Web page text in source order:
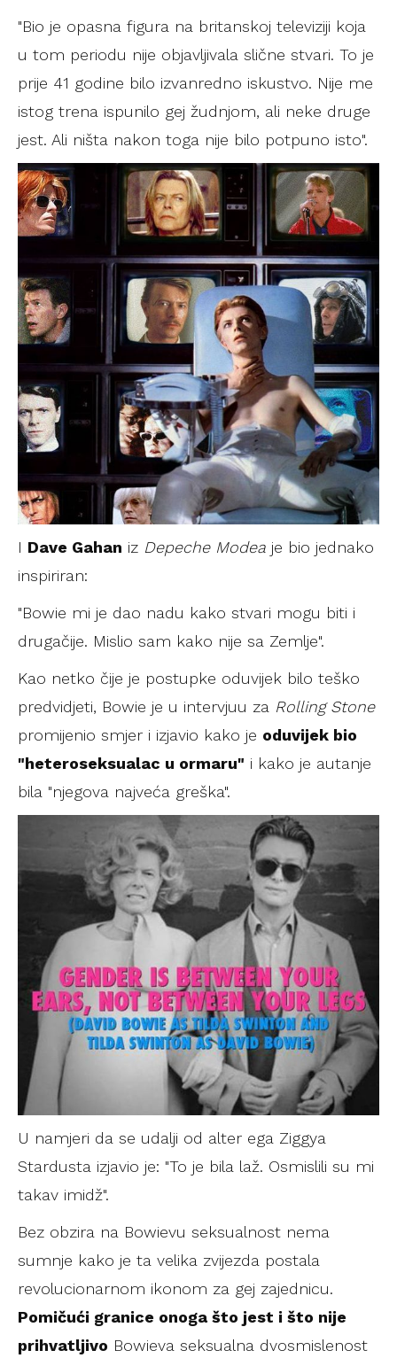
"Bio je opasna figura na britanskoj televiziji koja
u tom periodu nije objavljivala slične stvari. To je
prije 41 godine bilo izvanredno iskustvo. Nije me
istog trena ispunilo gej žudnjom, ali neke druge
jest. Ali ništa nakon toga nije bilo potpuno isto".
I Dave Gahan iz Depeche Modea je bio jednako
inspiriran:
"Bowie mi je dao nadu kako stvari mogu biti i
drugačije. Mislio sam kako nije sa Zemlje".
Kao netko čije je postupke oduvijek bilo teško
predvidjeti, Bowie je u intervjuu za Rolling Stone
promijenio smjer i izjavio kako je oduvijek bio
"heteroseksualac u ormaru" i kako je autanje
bila "njegova najveća greška".
U namjeri da se udalji od alter ega Ziggya
Stardusta izjavio je: "To je bila laž. Osmislili su mi
takav imidž".
Bez obzira na Bowievu seksualnost nema
sumnje kako je ta velika zvijezda postala
revolucionarnom ikonom za gej zajednicu.
Pomičući granice onoga što jest i što nije
prihvatljivo Bowieva seksualna dvosmislenost